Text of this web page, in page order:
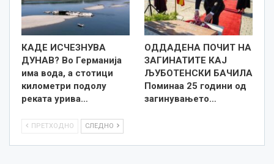
КАДЕ ИСЧЕЗНУВА
ДУНАВ? Во Германија
има вода, а стотици
километри подолу
реката урива…
ОДДАДЕНА ПОЧИТ НА
ЗАГИНАТИТЕ КАЈ
ЉУБОТЕНСКИ БАЧИЛА
Поминаа 25 години од
загинувањето…
ПРЕТХОДНО СЛЕДНО